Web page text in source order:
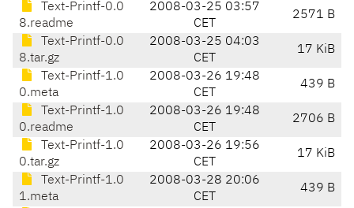
Text-Printf-0.0
8.readme
2008-03-25 03:57
CET
2571 B
Text-Printf-0.0
8.tar.gz
2008-03-25 04:03
CET
17 KiB
Text-Printf-1.0
0.meta
2008-03-26 19:48
CET
439 B
Text-Printf-1.0
0.readme
2008-03-26 19:48
CET
2706 B
Text-Printf-1.0
0.tar.gz
2008-03-26 19:56
CET
17 KiB
Text-Printf-1.0
1.meta
2008-03-28 20:06
CET
439 B